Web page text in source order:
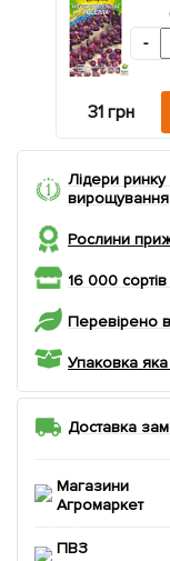
-
31 грн
Лідери
вирощування
Рослини
16 000
Перевірено
Упаковка
Доставка
Магазини
Агромаркет
ПВЗ